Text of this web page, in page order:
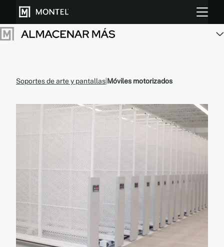
Sobre Nosotros
Centro de Recursos
Blog
Galeria
Soportes de arte y pantallas Móviles motorizados